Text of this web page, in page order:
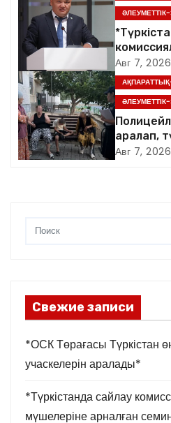
п
и
с
я
м
арналған
Авг 7, 2026
аралап,
жүргізді
Авг 7, 2026
Свежие записи
*ОСК Төрағасы Түркістан
учаскелерін аралады*
*Түркістанда сайлау
мүшелеріне арналған